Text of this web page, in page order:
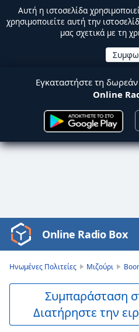
Αυτή η ιστοσελίδα
χρησιμοποιείτε αυτή την
μας σχετικά με τη
Εγκαταστήστε τη
Online
Video
Player
Skip
Online Radio Box
Ηνωμένες Πολιτείες Μιζούρι
Συμπαράσταση
Διατήρηστε την